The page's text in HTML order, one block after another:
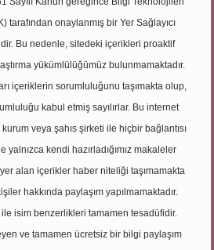
tarafından onaylanmış bir Yer Sağlayıcı
Bu nedenle, sitedeki içerikleri proaktif
yükümlülüğümüz bulunmamaktadır.
içeriklerin sorumluluğunu taşımakta olup,
kabul etmiş sayılırlar. Bu internet
veya şahıs şirketi ile hiçbir bağlantısı
yalnızca kendi hazırladığımız makaleler
alan içerikler haber niteliği taşımamakta
hakkında paylaşım yapılmamaktadır.
isim benzerlikleri tamamen tesadüfidir.
ve tamamen ücretsiz bir bilgi paylaşım